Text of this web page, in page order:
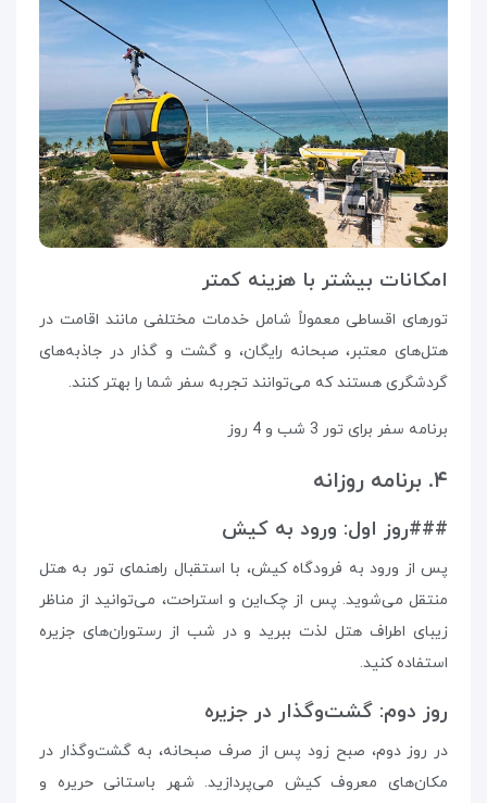
امکانات بیشتر با هزینه کمتر
تورهای اقساطی معمولاً شامل خدمات مختلفی مانند اقامت در
هتل‌های معتبر، صبحانه رایگان، و گشت و گذار در جاذبه‌های
گردشگری هستند که می‌توانند تجربه سفر شما را بهتر کنند.
برنامه سفر برای تور 3 شب و 4 روز
۴. برنامه روزانه
###روز اول: ورود به کیش
پس از ورود به فرودگاه کیش، با استقبال راهنمای تور به هتل
منتقل می‌شوید. پس از چک‌این و استراحت، می‌توانید از مناظر
زیبای اطراف هتل لذت ببرید و در شب از رستوران‌های جزیره
استفاده کنید.
روز دوم: گشت‌وگذار در جزیره
در روز دوم، صبح زود پس از صرف صبحانه، به گشت‌وگذار در
مکان‌های معروف کیش می‌پردازید. شهر باستانی حریره و